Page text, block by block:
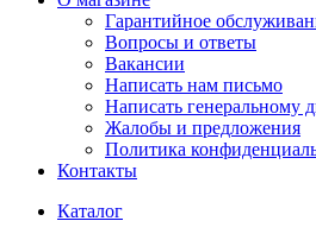
Гарантийное
Вопросы и ответы
Вакансии
Написать нам письмо
Написать генеральному
Жалобы и предложения
Политика
Контакты
Каталог